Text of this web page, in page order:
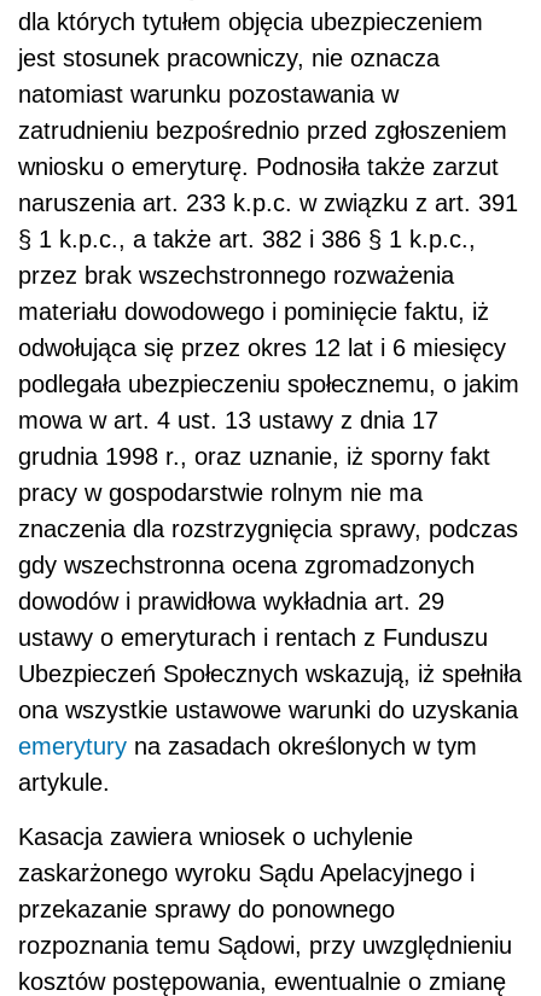
dla których tytułem objęcia ubezpiecze­niem
jest stosunek pracowniczy, nie oznacza
natomiast warunku pozostawania w
zatrudnieniu bezpośrednio przed zgłoszeniem
wniosku o emeryturę. Podnosiła także zarzut
naruszenia art. 233 k.p.c. w związku z art. 391
§ 1 k.p.c., a także art. 382 i 386 § 1 k.p.c.,
przez brak wszechstronnego rozważenia
materiału dowodowego i pominięcie faktu, iż
odwołująca się przez okres 12 lat i 6 miesięcy
podlegała ubezpiecze­niu społecznemu, o jakim
mowa w art. 4 ust. 13 ustawy z dnia 17
grudnia 1998 r., oraz uznanie, iż sporny fakt
pracy w gospodarstwie rolnym nie ma
znaczenia dla rozstrzygnięcia sprawy, podczas
gdy wszechstronna ocena zgromadzonych
dowodów i prawidłowa wykładnia art. 29
ustawy o emeryturach i rentach z Funduszu
Ubezpieczeń Społecznych wskazują, iż spełniła
ona wszystkie ustawowe warunki do uzyska­nia
emerytury na zasadach określonych w tym
artykule.
Kasacja zawiera wniosek o uchylenie
zaskarżonego wyroku Sądu Apelacyjne­go i
przekazanie sprawy do ponownego
rozpoznania temu Sądowi, przy uwzględnieniu
kosztów postępowania, ewentualnie o zmianę